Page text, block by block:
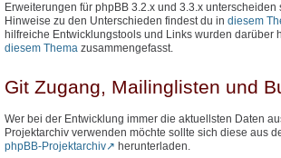
Erweiterungen für phpBB 3.2.x und 3.3.x
Hinweise zu den Unterschieden findest du in diesem
hilfreiche Entwicklungstools und Links wurden darüber
diesem Thema zusammengefasst.
Git Zugang, Mailinglisten und
Wer bei der Entwicklung immer die aktuellsten Daten
Projektarchiv verwenden möchte sollte sich diese aus
phpBB-Projektarchiv
herunterladen.